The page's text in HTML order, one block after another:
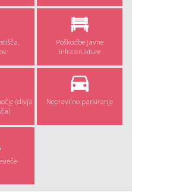
Poškodbe javne
infrastrukture
(divja
Nepravilno parkiranje